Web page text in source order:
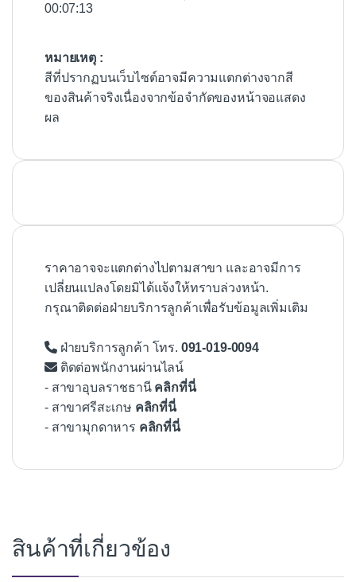
00:07:13
หมายเหตุ :
สีที่ปรากฏบนเว็บไซต์อาจมีความแตกต่างจากสี
ของสินค้าจริงเนื่องจากข้อจำกัดของหน้าจอแสดง
ผล
ราคาอาจจะแตกต่างไปตามสาขา และอาจมีการ
เปลี่ยนแปลงโดยมิได้แจ้งให้ทราบล่วงหน้า.
กรุณาติดต่อฝ่ายบริการลูกค้าเพื่อรับข้อมูลเพิ่มเติม
ฝ่ายบริการลูกค้า โทร. 091-019-0094
ติดต่อพนักงานผ่านไลน์
- สาขาอุบลราชธานี คลิกที่นี่
- สาขาศรีสะเกษ คลิกที่นี่
- สาขามุกดาหาร คลิกที่นี่
สินค้าที่เกี่ยวข้อง